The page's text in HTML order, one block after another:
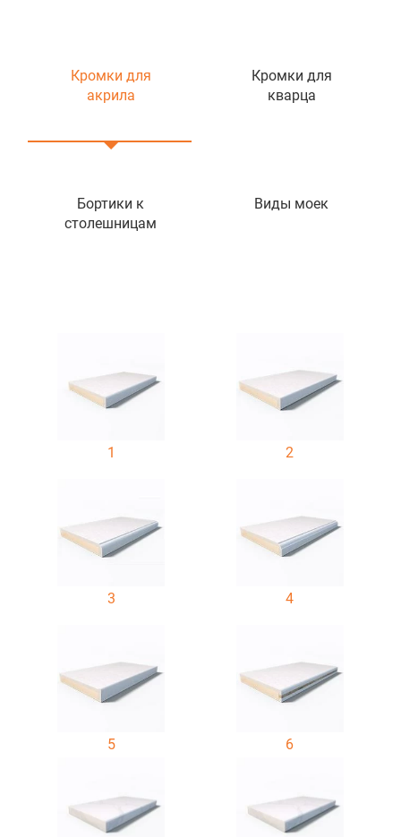
Кромки для
акрила
Кромки для
кварца
Бортики к
столешницам
Виды моек
1 2
3 4
5 6